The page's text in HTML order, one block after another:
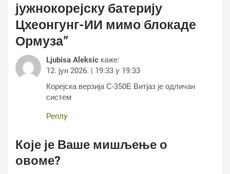
јужнокорејску батерију
Цхеонгунг-ИИ мимо блокаде
Ормуза”
Ljubisa Aleksic каже:
12. јун 2026. | 19:33 у 19:33
Корејска верзија С-350Е Витјаз је одличан
систем
Реплy
Које је Ваше мишљење о
овоме?